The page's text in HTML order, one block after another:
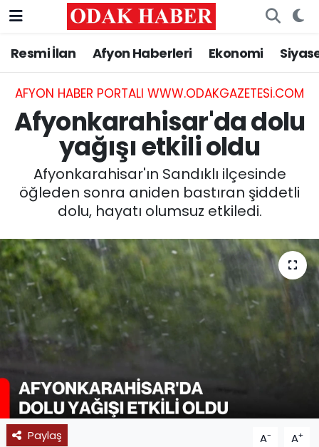
Resmi İlan Afyon Haberleri Ekonomi
AFYON HABER PORTALI WWW.ODAKGAZETESI.COM
Afyonkarahisar'da dolu
yağışı etkili oldu
Afyonkarahisar'ın Sandıklı ilçesinde
öğleden sonra aniden bastıran şiddetli
dolu, hayatı olumsuz etkiledi.
Paylaş A- A+
AFYONKARAHİSAR HABERLERİ
Resmi İlan
ASAYİŞ
GÜNCEL
SİYASET
EĞİTİM
MAGAZİN
SAĞLIK
SPOR
11:11 MANŞET
Nöbetçi Eczaneler
Hava Durumu
Trafik Durumu
Süper Lig Puan Durumu ve Fikstür
Tüm Manşetler
Son Dakika Haberleri
Haber Arşivi